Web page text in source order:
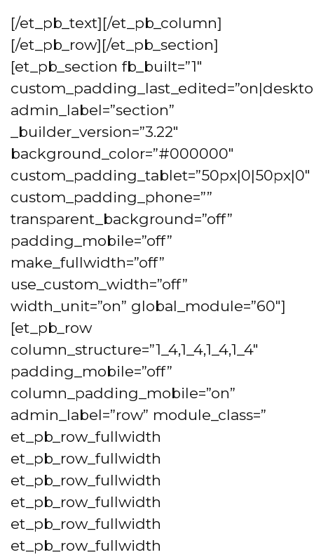
[/et_pb_text][/et_pb_column]
[/et_pb_row][/et_pb_section]
[et_pb_section fb_built=”1″
admin_label=”section”
_builder_version=”3.22″
background_color=”#000000″
custom_padding_tablet=”50px|0|50px|0″
custom_padding_phone=””
transparent_background=”off”
padding_mobile=”off”
make_fullwidth=”off”
use_custom_width=”off”
width_unit=”on” global_module=”60″]
[et_pb_row
column_structure=”1_4,1_4,1_4,1_4″
padding_mobile=”off”
column_padding_mobile=”on”
admin_label=”row” module_class=”
et_pb_row_fullwidth
et_pb_row_fullwidth
et_pb_row_fullwidth
et_pb_row_fullwidth
et_pb_row_fullwidth
et_pb_row_fullwidth